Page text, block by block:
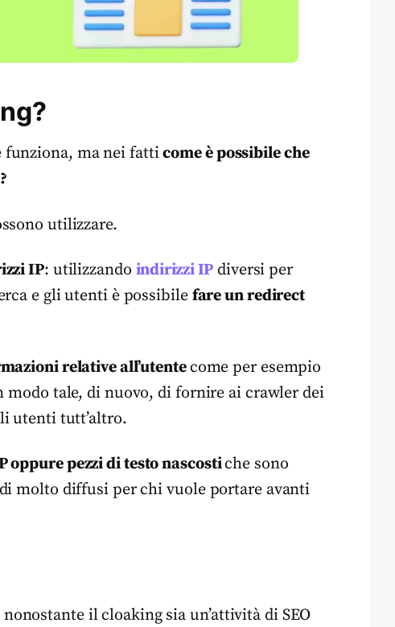
funziona, ma nei fatticome è possibile che
utilizzare.
IP: utilizzando indirizzi IP diversi per
e gli utenti è possibile fare un redirect
relative all’utentecome per esempio
tale, di nuovo, di fornire ai crawler dei
utenti tutt’altro.
oppure pezzi di testo nascostiche sono
molto diffusi per chi vuole portare avanti
il cloaking sia un’attività di SEO